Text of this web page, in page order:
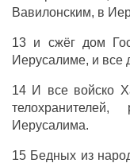
Вавилонским, в
13 и сжёг дом
Иерусалиме, и все
14 И все войско
Иерусалима.
15 Бедных из